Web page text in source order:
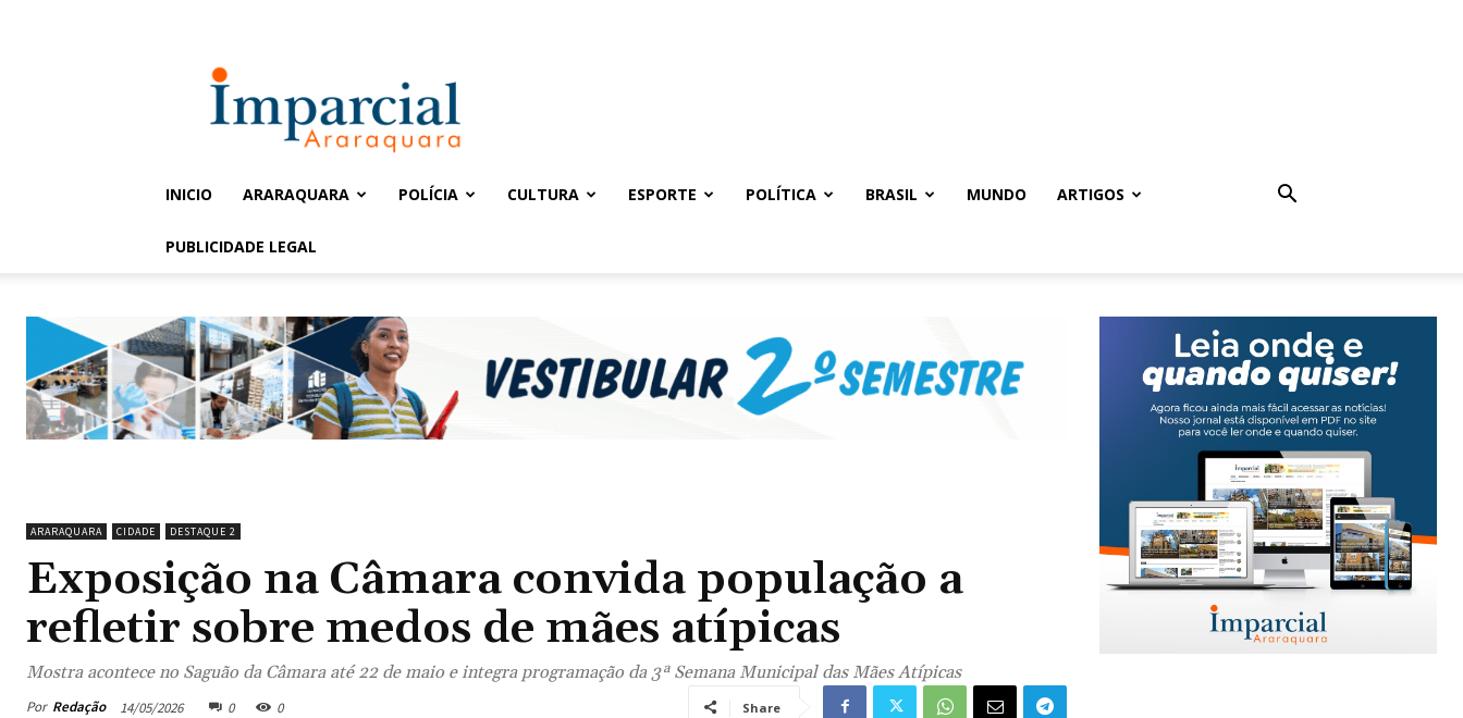
Imparcial
INICIO ARARAQUARA POLÍCIA CULTURA ESPORTE POLÍTICA BRASIL MUNDO ARTIGOS
PUBLICIDADE LEGAL
ARARAQUARA CIDADE DESTAQUE 2
Exposição na Câmara convida população a
refletir sobre medos de mães atípicas
Mostra acontece no Saguão da Câmara até 22 de maio e integra programação da 3ª Semana Municipal das Mães Atípicas
Por Redação 14/05/2026 0 0 Share